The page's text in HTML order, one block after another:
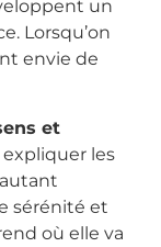
un
Lorsqu’on
envie de
et
expliquer les
sérénité et
où elle va